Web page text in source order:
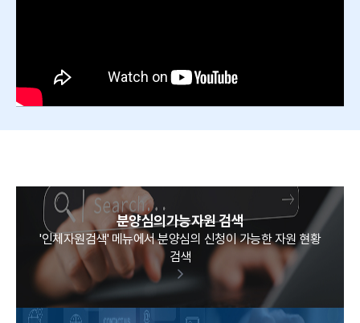
분양심의가능자원 검색
'인체자원검색' 메뉴에서 분양심의 신청이 가능한 자원 현황
검색